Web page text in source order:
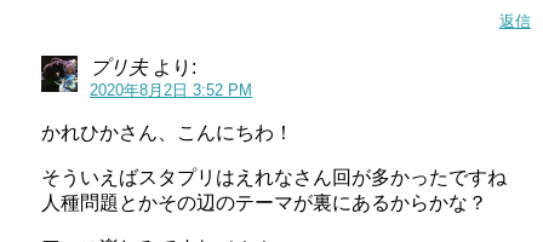
返信
プリ夫 より:
2020年8月2日 3:52 PM
かれひかさん、こんにちわ！
そういえばスタプリはえれなさん回が多かったですね
人種問題とかその辺のテーマが裏にあるからかな？